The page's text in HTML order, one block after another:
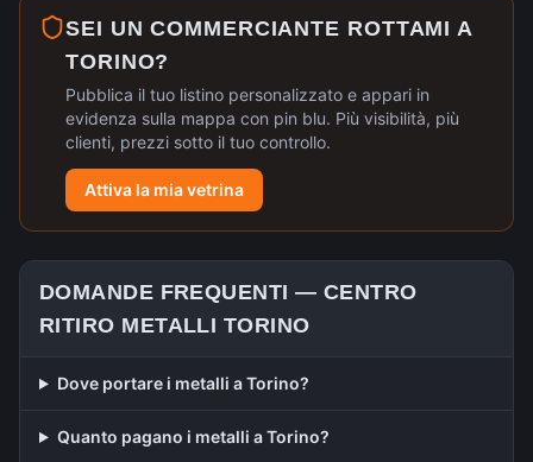
SEI UN COMMERCIANTE ROTTAMI A
TORINO?
Pubblica il tuo listino personalizzato e appari in
evidenza sulla mappa con pin blu. Più visibilità, più
clienti, prezzi sotto il tuo controllo.
Attiva la mia vetrina
DOMANDE FREQUENTI — CENTRO
RITIRO METALLI TORINO
Dove portare i metalli a Torino?
Quanto pagano i metalli a Torino?